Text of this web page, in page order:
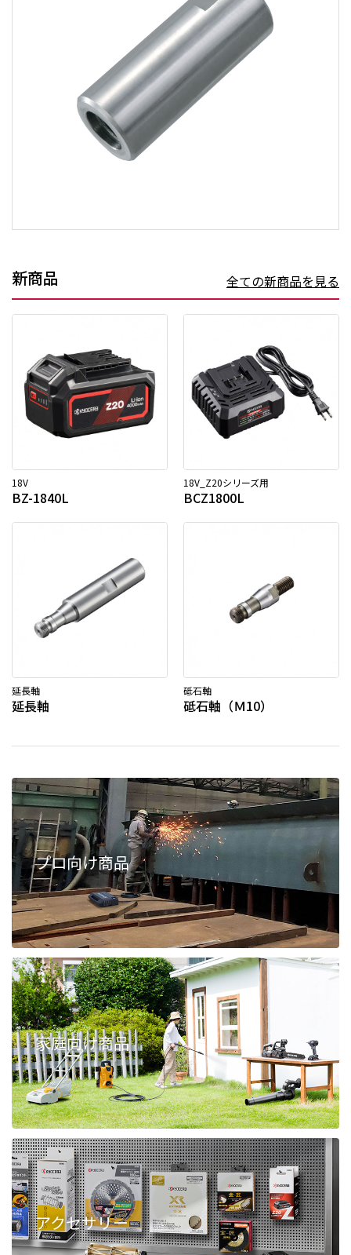
新商品 全ての新商品を見る
18V
BZ-1840L
18V_Z20シリーズ用
BCZ1800L
延長軸
延長軸
砥石軸
砥石軸（Ｍ10）
プロ向け商品
家庭向け商品
アクセサリー